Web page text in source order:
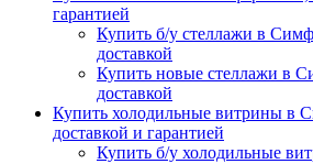
гарантией
Купить б/у стеллажи в
доставкой
Купить новые стеллажи в
доставкой
Купить холодильные витрины в
доставкой и гарантией
Купить б/у холодильные